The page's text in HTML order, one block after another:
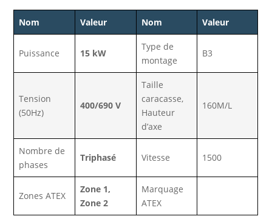
Nom Valeur Nom Valeur
Puissance 15 kW
Type de
montage
B3
Tension
(50Hz)
400/690 V
Taille
caracasse,
Hauteur
d’axe
160M/L
Nombre de
phases
Triphasé Vitesse 1500
Zones ATEX
Zone 1,
Zone 2
Marquage
ATEX